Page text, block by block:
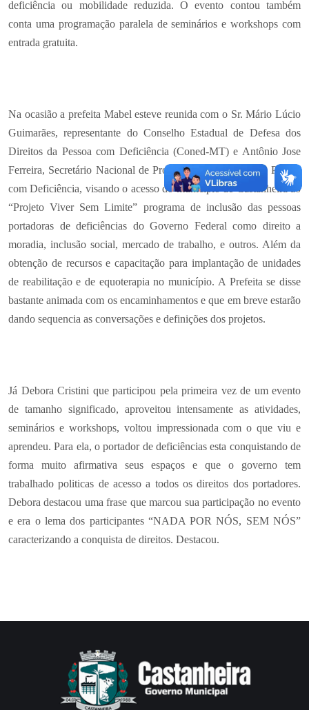
deficiência ou mobilidade reduzida. O evento contou também
conta uma programação paralela de seminários e workshops com
entrada gratuita.
Na ocasião a prefeita Mabel esteve reunida com o Sr. Mário Lúcio
Guimarães, representante do Conselho Estadual de Defesa dos
Direitos da Pessoa com Deficiência (Coned-MT) e Antônio Jose
Ferreira, Secretário Nacional de Promoção dos Direitos da Pessoa
com Deficiência, visando o acesso do município de Castanheira ao
“Projeto Viver Sem Limite” programa de inclusão das pessoas
portadoras de deficiências do Governo Federal como direito a
moradia, inclusão social, mercado de trabalho, e outros. Além da
obtenção de recursos e capacitação para implantação de unidades
de reabilitação e de equoterapia no município. A Prefeita se disse
bastante animada com os encaminhamentos e que em breve estarão
dando sequencia as conversações e definições dos projetos.
Já Debora Cristini que participou pela primeira vez de um evento
de tamanho significado, aproveitou intensamente as atividades,
seminários e workshops, voltou impressionada com o que viu e
aprendeu. Para ela, o portador de deficiências esta conquistando de
forma muito afirmativa seus espaços e que o governo tem
trabalhado politicas de acesso a todos os direitos dos portadores.
Debora destacou uma frase que marcou sua participação no evento
e era o lema dos participantes “NADA POR NÓS, SEM NÓS”
caracterizando a conquista de direitos. Destacou.